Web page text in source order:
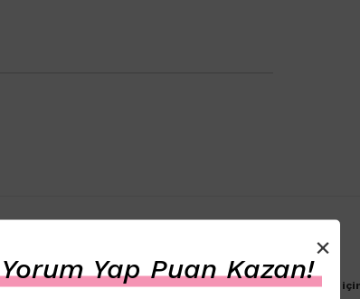
Ürün için henüz yorum eklenmemiştir. İlk yorumu yapmak
×
Yorum Yap Puan Kazan!